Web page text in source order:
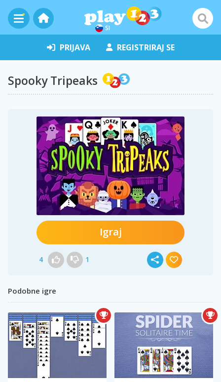
SI
PRIJAVA REGISTRIRAJ SE
Spooky Tripeaks
Igraj
4 1
Podobne igre